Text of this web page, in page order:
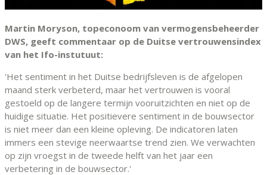
Martin Moryson, topeconoom van vermogensbeheerder
DWS, geeft commentaar op de Duitse vertrouwensindex
van het Ifo-instutuut:
'Het sentiment in het Duitse bedrijfsleven is de afgelopen
maand sterk verbeterd, maar het vertrouwen is vooral
gestoeld op de langere termijn vooruitzichten en niet op de
huidige situatie. Het positievere sentiment in de bouwsector
is niet meer dan een kleine opleving. De indicatoren laten
immers een stevige neerwaartse trend zien. We verwachten
op zijn vroegst in de tweede helft van het jaar een
verbetering in de bouwsector.'